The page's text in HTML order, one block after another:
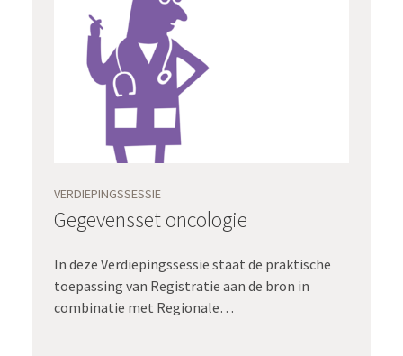
VERDIEPINGSSESSIE
Gegevensset oncologie
In deze Verdiepingssessie staat de praktische
toepassing van Registratie aan de bron in
combinatie met Regionale